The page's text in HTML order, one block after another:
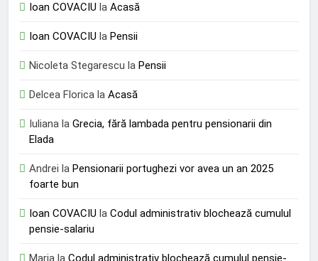
Ioan COVACIU la Acasă
Ioan COVACIU la Pensii
Nicoleta Stegarescu la Pensii
Delcea Florica la Acasă
Iuliana la Grecia, fără lambada pentru pensionarii din
Elada
Andrei la Pensionarii portughezi vor avea un an 2025
foarte bun
Ioan COVACIU la Codul administrativ blochează cumulul
pensie-salariu
Maria la Codul administrativ blochează cumulul pensie-